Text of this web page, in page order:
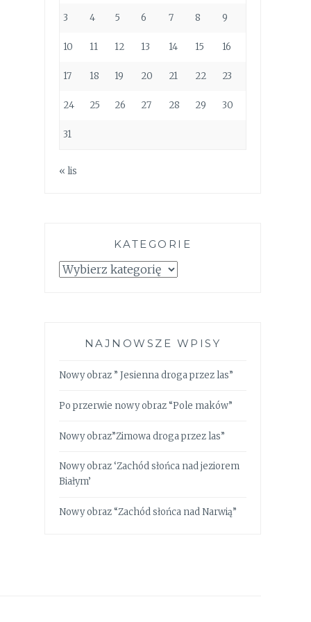
3 4 5 6 7 8 9
10 11 12 13 14 15 16
17 18 19 20 21 22 23
24 25 26 27 28 29 30
31
« lis
KATEGORIE
Kategorie
NAJNOWSZE WPISY
Nowy obraz ” Jesienna droga przez las”
Po przerwie nowy obraz “Pole maków”
Nowy obraz”Zimowa droga przez las”
Nowy obraz ‘Zachód słońca nad jeziorem
Białym’
Nowy obraz “Zachód słońca nad Narwią”